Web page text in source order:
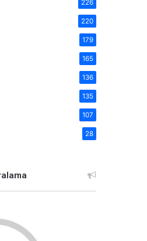
226
220
179
165
136
135
107
28